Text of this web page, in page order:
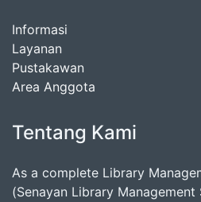
Informasi
Layanan
Pustakawan
Area Anggota
Tentang Kami
As a complete Library
(Senayan Library Management